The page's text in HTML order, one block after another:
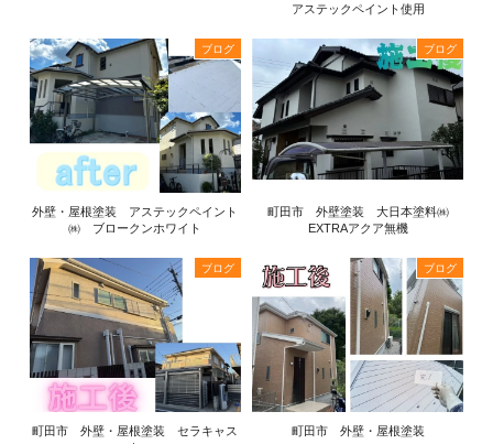
アステックペイント使用
ブログ
外壁・屋根塗装 アステックペイント
㈱ ブロークンホワイト
ブログ
町田市 外壁塗装 大日本塗料㈱
EXTRAアクア無機
ブログ
町田市 外壁・屋根塗装 セラキャス
ブログ
町田市 外壁・屋根塗装